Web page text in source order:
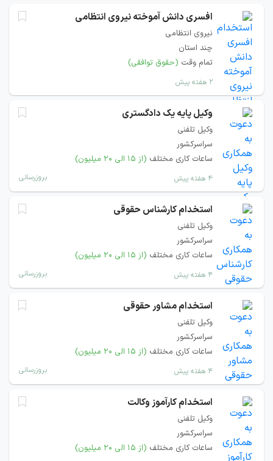
افسری دانش آموخته نیروی انتظامی
نیروی انتظامی
چند استان
تمام وقت (حقوق توافقی)
۲ هفته پیش
وکیل پایه یک دادگستری
وکیل تلفنی
سراسرکشور
ساعات کاری مختلف (از ۱۵ الی ۲۰ میلیون)
۴ هفته پیش بروزرسانی
استخدام کارشناس حقوقی
وکیل تلفنی
سراسرکشور
ساعات کاری مختلف (از ۱۵ الی ۲۰ میلیون)
۴ هفته پیش بروزرسانی
استخدام مشاور حقوقی
وکیل تلفنی
سراسرکشور
ساعات کاری مختلف (از ۱۵ الی ۲۰ میلیون)
۴ هفته پیش بروزرسانی
استخدام کارآموز وکالت
وکیل تلفنی
سراسرکشور
ساعات کاری مختلف (از ۱۵ الی ۲۰ میلیون)